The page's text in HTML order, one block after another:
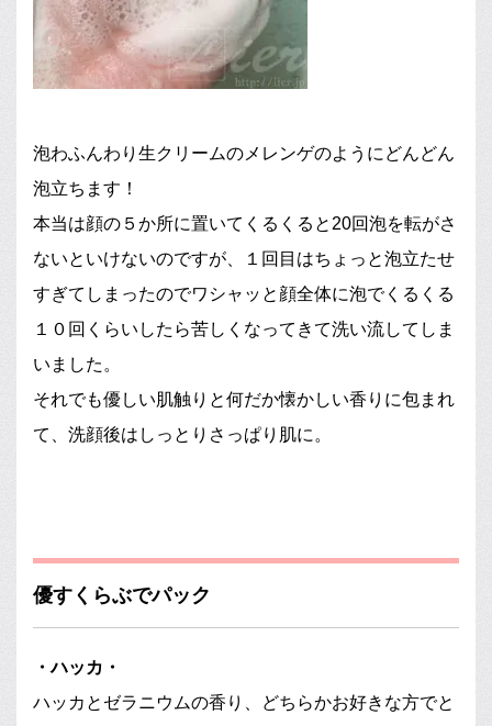
泡わふんわり生クリームのメレンゲのようにどんどん
泡立ちます！
本当は顔の５か所に置いてくるくると20回泡を転がさ
ないといけないのですが、１回目はちょっと泡立たせ
すぎてしまったのでワシャッと顔全体に泡でくるくる
１０回くらいしたら苦しくなってきて洗い流してしま
いました。
それでも優しい肌触りと何だか懐かしい香りに包まれ
て、洗顔後はしっとりさっぱり肌に。
優すくらぶでパック
・ハッカ・
ハッカとゼラニウムの香り、どちらかお好きな方でと